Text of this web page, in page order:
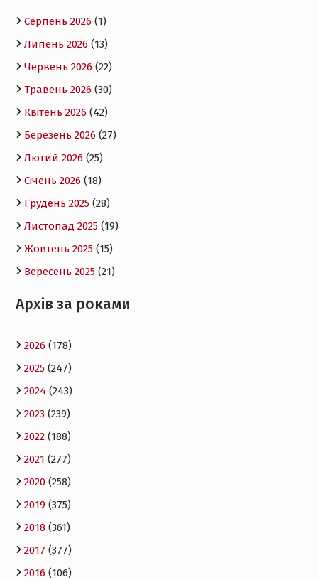
Серпень 2026(1)
Липень 2026(13)
Червень 2026(22)
Травень 2026(30)
Квітень 2026(42)
Березень 2026(27)
Лютий 2026(25)
Січень 2026(18)
Грудень 2025(28)
Листопад 2025(19)
Жовтень 2025(15)
Вересень 2025(21)
Архів за роками
2026(178)
2025(247)
2024 (243)
2023(239)
2022(188)
2021 (277)
2020(258)
2019(375)
2018(361)
2017 (377)
2016(106)